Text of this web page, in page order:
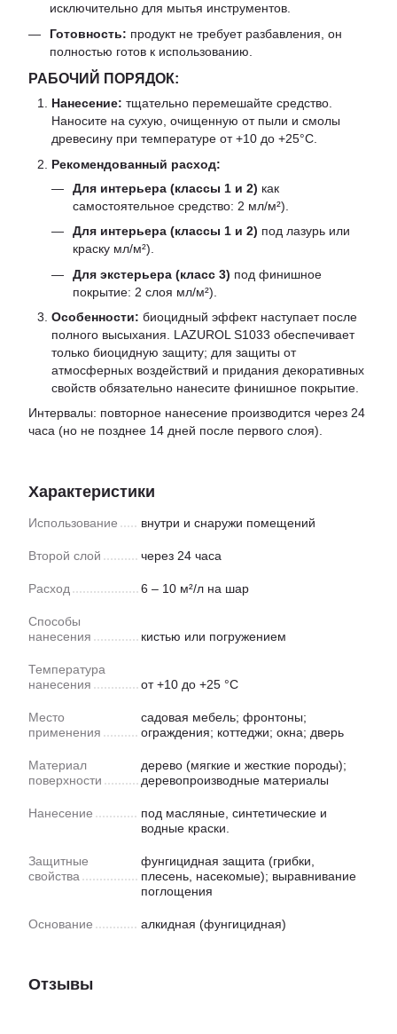
исключительно для мытья инструментов.
Готовность: продукт не требует разбавления, он
полностью готов к использованию.
РАБОЧИЙ ПОРЯДОК:
Нанесение: тщательно перемешайте средство.
Наносите на сухую, очищенную от пыли и смолы
древесину при температуре от +10 до +25°C.
Рекомендованный расход:
Для интерьера (классы 1 и 2) как
самостоятельное средство: 2 мл/м²).
Для интерьера (классы 1 и 2) под лазурь или
краску мл/м²).
Для экстерьера (класс 3) под финишное
покрытие: 2 слоя мл/м²).
Особенности: биоцидный эффект наступает после
полного высыхания. LAZUROL S1033 обеспечивает
только биоцидную защиту; для защиты от
атмосферных воздействий и придания декоративных
свойств обязательно нанесите финишное покрытие.
Интервалы: повторное нанесение производится через 24
часа (но не позднее 14 дней после первого слоя).
Характеристики
Использование внутри и снаружи помещений
Второй слой через 24 часа
Расход 6 – 10 м²/л на шар
Способы
нанесения
кистью или погружением
Температура
нанесения
от +10 до +25 °C
Место
применения
садовая мебель; фронтоны;
ограждения; коттеджи; окна; дверь
Материал
поверхности
дерево (мягкие и жесткие породы);
деревопроизводные материалы
Нанесение
под масляные, синтетические и
водные краски.
Защитные
свойства
фунгицидная защита (грибки,
плесень, насекомые); выравнивание
поглощения
Основание алкидная (фунгицидная)
Отзывы